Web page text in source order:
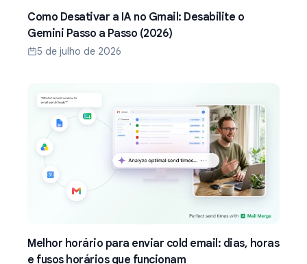
Como Desativar a IA no Gmail: Desabilite o
Gemini Passo a Passo (2026)
5 de julho de 2026
Melhor horário para enviar cold email: dias, horas
e fusos horários que funcionam